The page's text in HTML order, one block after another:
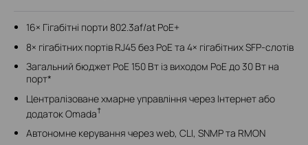
16× Гігабітні порти 802.3af/at PoE+
8× гігабітних портів RJ45 без PoE та 4× гігабітних SFP-слотів
Загальний бюджет PoE 150 Вт із виходом PoE до 30 Вт на
порт*
Централізоване хмарне управління через Інтернет або
додаток Omada†
Автономне керування через web, CLI, SNMP та RMON